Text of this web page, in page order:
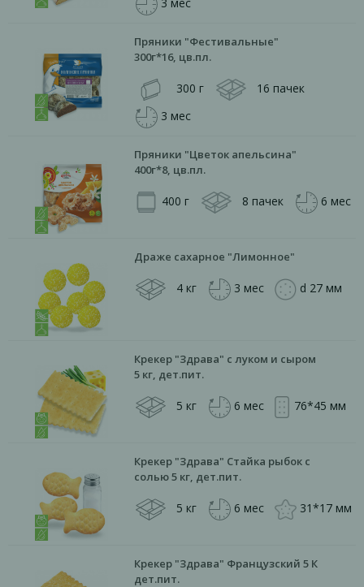
Пряники "Фестивальные"
300г*16, цв.пл.
300 г
16 пачек
3 мес
Пряники "Цветок апельсина"
400г*8, цв.пл.
400 г 8 пачек 6 мес
Драже сахарное "Лимонное"
4 кг 3 мес d 27 мм
Крекер "Здрава" с луком и сыром
5 кг, дет.пит.
5 кг 6 мес 76*45 мм
Крекер "Здрава" Стайка рыбок с
солью 5 кг, дет.пит.
5 кг 6 мес 31*17 мм
Крекер "Здрава" Французский 5 К
дет.пит.